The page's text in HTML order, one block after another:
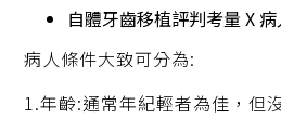
自體牙齒移植評判考量 X
病人條件大致可分為:
1.年齡:通常年紀輕者為佳，但